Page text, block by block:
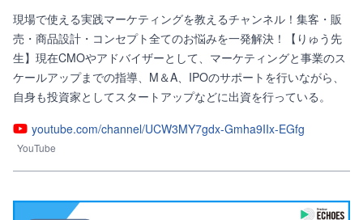
現場で使える実践マーケティングを教えるチャンネル！集客・販
売・商品設計・コンセプト全てのお悩みを一発解決！【りゅう先
生】現在CMOやアドバイザーとして、マーケティングと事業のス
ケールアップまでの指導、M＆A、IPOのサポートを行いながら、
自身も投資家としてスタートアップなどに出資を行っている。
youtube.com/channel/UCW3MY7gdx-Gmha9IIx-EGfg
YouTube